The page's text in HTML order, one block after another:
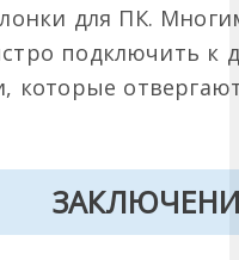
для ПК.
подключить к
которые